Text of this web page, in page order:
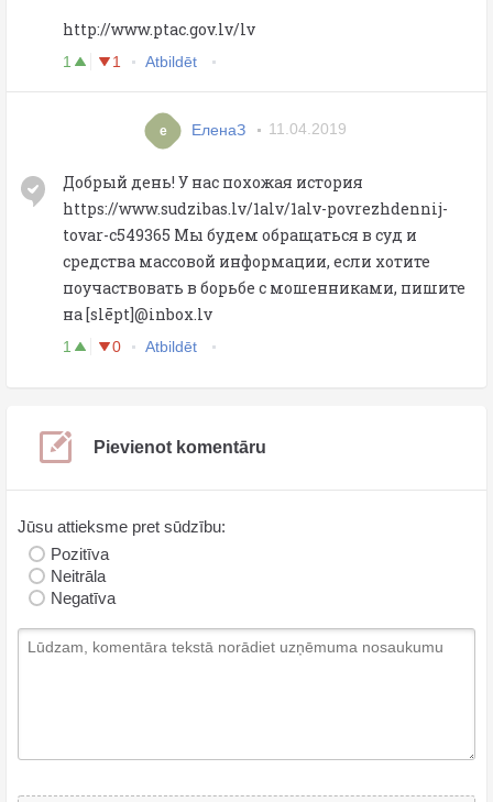
http://www.ptac.gov.lv/lv
1 1 Atbildēt
е ЕленаЗ 11.04.2019
Добрый день! У нас похожая история
https://www.sudzibas.lv/1alv/1alv-povrezhdennij-
tovar-c549365 Мы будем обращаться в суд и
средства массовой информации, если хотите
поучаствовать в борьбе с мошенниками, пишите
на [slēpt]@inbox.lv
1 0 Atbildēt
Pievienot komentāru
Jūsu attieksme pret sūdzību:
Pozitīva
Neitrāla
Negatīva